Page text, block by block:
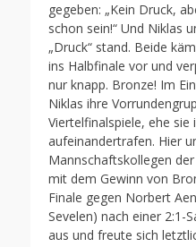
gegeben: „Kein Druck,
schon sein!“ Und Niklas
„Druck“ stand. Beide
ins Halbfinale vor und
nur knapp. Bronze! Im
Niklas ihre
Viertelfinalspiele, ehe sie
aufeinandertrafen. Hier
Mannschaftskollegen
mit dem Gewinn von
Finale gegen Norbert
Sevelen) nach einer 2:1-
aus und freute sich